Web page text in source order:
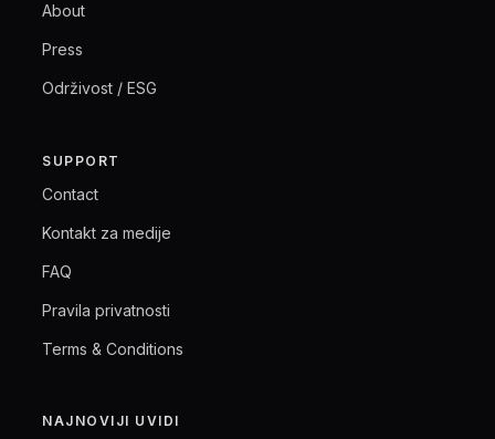
About
Press
Održivost / ESG
SUPPORT
Contact
Kontakt za medije
FAQ
Pravila privatnosti
Terms & Conditions
NAJNOVIJI UVIDI